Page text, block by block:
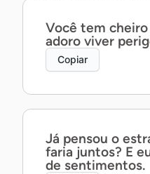
Você tem
adoro viver
Copiar
Já pensou o
faria juntos? E
de sentimentos.